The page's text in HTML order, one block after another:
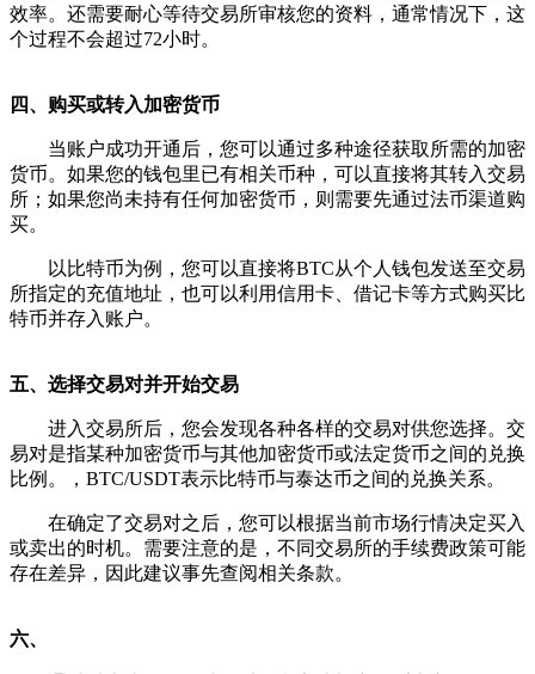
效率。还需要耐心等待交易所审核您的资料，通常情况下，这
个过程不会超过72小时。
四、购买或转入加密货币
当账户成功开通后，您可以通过多种途径获取所需的加密
货币。如果您的钱包里已有相关币种，可以直接将其转入交易
所；如果您尚未持有任何加密货币，则需要先通过法币渠道购
买。
以比特币为例，您可以直接将BTC从个人钱包发送至交易
所指定的充值地址，也可以利用信用卡、借记卡等方式购买比
特币并存入账户。
五、选择交易对并开始交易
进入交易所后，您会发现各种各样的交易对供您选择。交
易对是指某种加密货币与其他加密货币或法定货币之间的兑换
比例。，BTC/USDT表示比特币与泰达币之间的兑换关系。
在确定了交易对之后，您可以根据当前市场行情决定买入
或卖出的时机。需要注意的是，不同交易所的手续费政策可能
存在差异，因此建议事先查阅相关条款。
六、